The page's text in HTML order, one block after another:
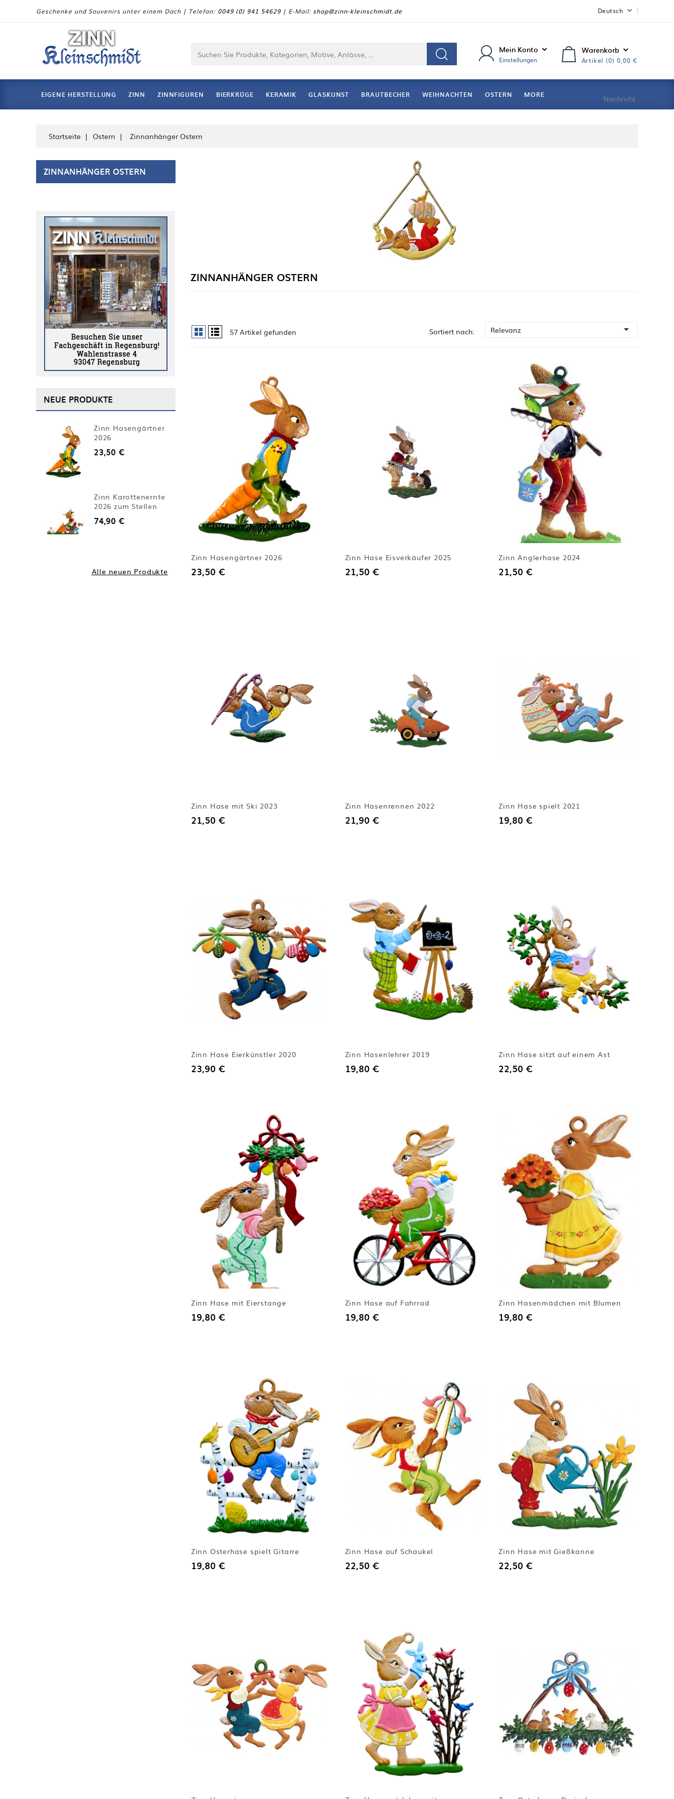
Geschenke und Souvenirs unter einem Dach | Telefon: 0049 (0) 941 54629 | E-Mail: shop@zinn-kleinschmidt.de Deutsch
Nachricht
Warenkorb
Artikel (0) 0,00 €
Mein Konto
Einstellungen
EIGENE HERSTELLUNG ZINN ZINNFIGUREN BIERKRÜGE KERAMIK GLASKUNST BRAUTBECHER WEIHNACHTEN OSTERN MORE
Startseite Ostern Zinnanhänger Ostern
ZINNANHÄNGER OSTERN
NEUE PRODUKTE
Zinn Hasengärtner
2026
23,50 €
Zinn Karottenernte
2026 zum Stellen
74,90 €
Alle neuen Produkte
ZINNANHÄNGER OSTERN
57 Artikel gefunden Sortiert nach: Relevanz 
Zinn Hasengärtner 2026
23,50 €
Zinn Hase Eisverkäufer 2025
21,50 €
Zinn Anglerhase 2024
21,50 €
Zinn Hase mit Ski 2023
21,50 €
Zinn Hasenrennen 2022
21,90 €
Zinn Hase spielt 2021
19,80 €
Zinn Hase Eierkünstler 2020
23,90 €
Zinn Hasenlehrer 2019
19,80 €
Zinn Hase sitzt auf einem Ast
22,50 €
Zinn Hase mit Eierstange
19,80 €
Zinn Hase auf Fahrrad
19,80 €
Zinn Hasenmädchen mit Blumen
19,80 €
Zinn Osterhase spielt Gitarre
19,80 €
Zinn Hase auf Schaukel
22,50 €
Zinn Hase mit Gießkanne
22,50 €